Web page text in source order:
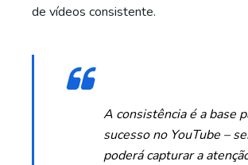
de vídeos consistente.
A consistência é a base
sucesso no YouTube –
poderá capturar a